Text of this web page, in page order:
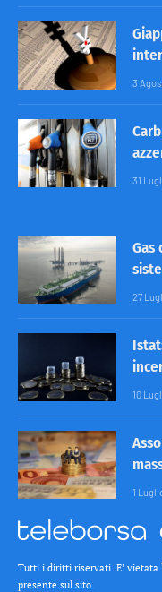
3
31
Gas
27
10
1
Tutti i diritti riservati. E’ vietata
presente sul sito.